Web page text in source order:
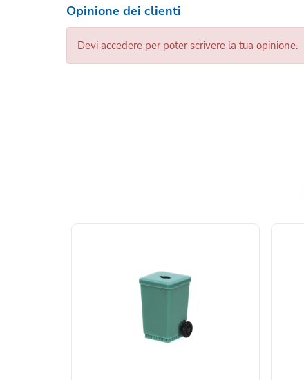
Opinione dei clienti
Devi accedere per poter scrivere la tua opinione.